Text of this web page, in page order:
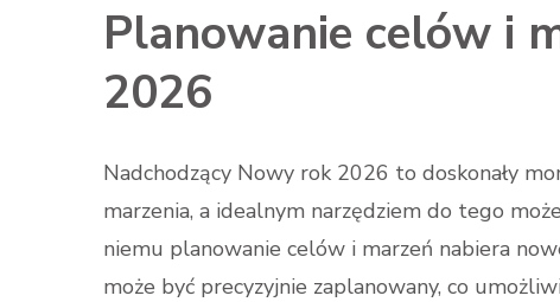
Planowanie celów i
2026
Nadchodzący Nowy rok 2026 to doskonały
marzenia, a idealnym narzędziem do tego
niemu planowanie celów i marzeń nabiera
może być precyzyjnie zaplanowany, co